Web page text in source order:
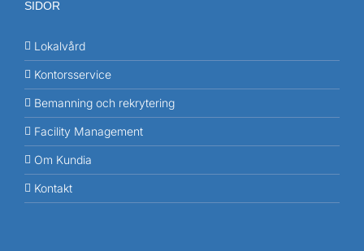
SIDOR
Lokalvård
Kontorsservice
Bemanning och rekrytering
Facility Management
Om Kundia
Kontakt